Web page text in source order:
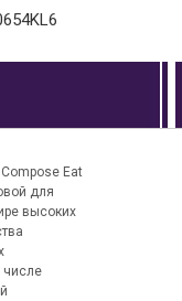
Eat
для
высоких
числе